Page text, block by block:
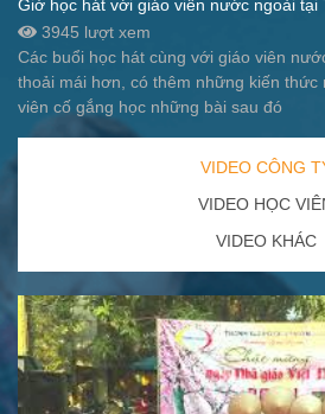
Giờ học hát với giáo viên nước ngoài tại
3945 lượt xem
Các buổi học hát cùng với giáo viên
thoải mái hơn, có thêm những kiến
viên cố gắng học những bài sau đó
VIDEO CÔNG
VIDEO HỌC
VIDEO KHÁC